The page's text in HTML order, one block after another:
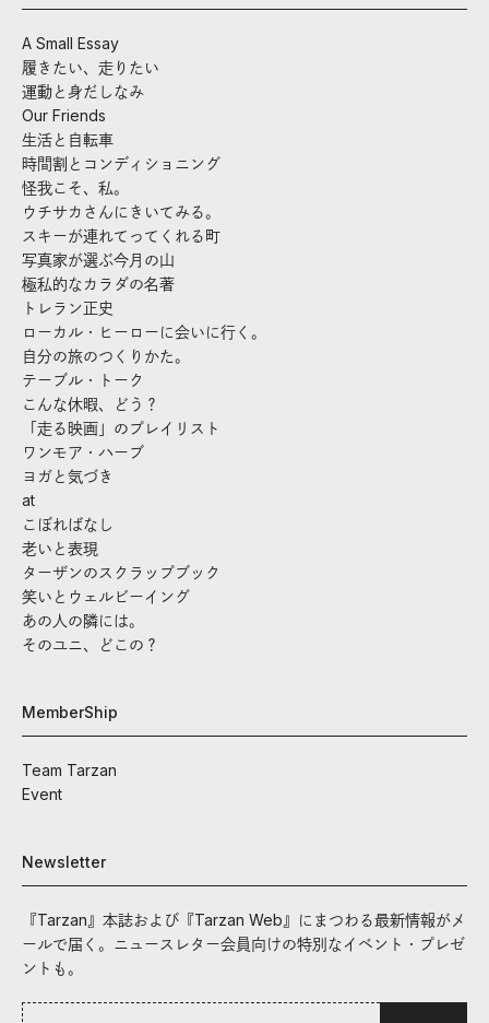
A Small Essay
履きたい、走りたい
運動と身だしなみ
Our Friends
生活と自転車
時間割とコンディショニング
怪我こそ、私。
ウチサカさんにきいてみる。
スキーが連れてってくれる町
写真家が選ぶ今月の山
極私的なカラダの名著
トレラン正史
ローカル・ヒーローに会いに行く。
自分の旅のつくりかた。
テーブル・トーク
こんな休暇、どう？
「走る映画」のプレイリスト
ワンモア・ハーブ
ヨガと気づき
at
こぼればなし
老いと表現
ターザンのスクラップブック
笑いとウェルビーイング
あの人の隣には。
そのユニ、どこの？
MemberShip
Team Tarzan
Event
Newsletter
『Tarzan』本誌および『Tarzan Web』にまつわる最新情報がメ
ールで届く。ニュースレター会員向けの特別なイベント・プレゼ
ントも。